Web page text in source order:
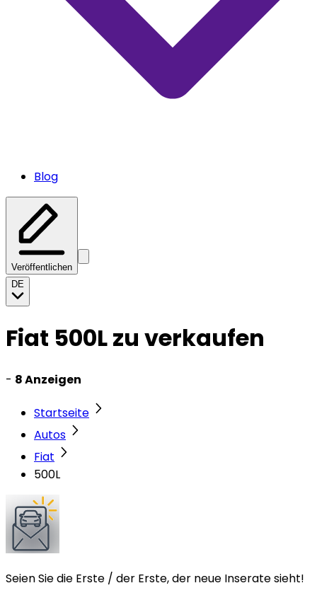
Blog
Veröffentlichen
DE
Fiat 500L zu verkaufen
- 8 Anzeigen
Startseite
Autos
Fiat
500L
Seien Sie die Erste / der Erste, der neue Inserate sieht!